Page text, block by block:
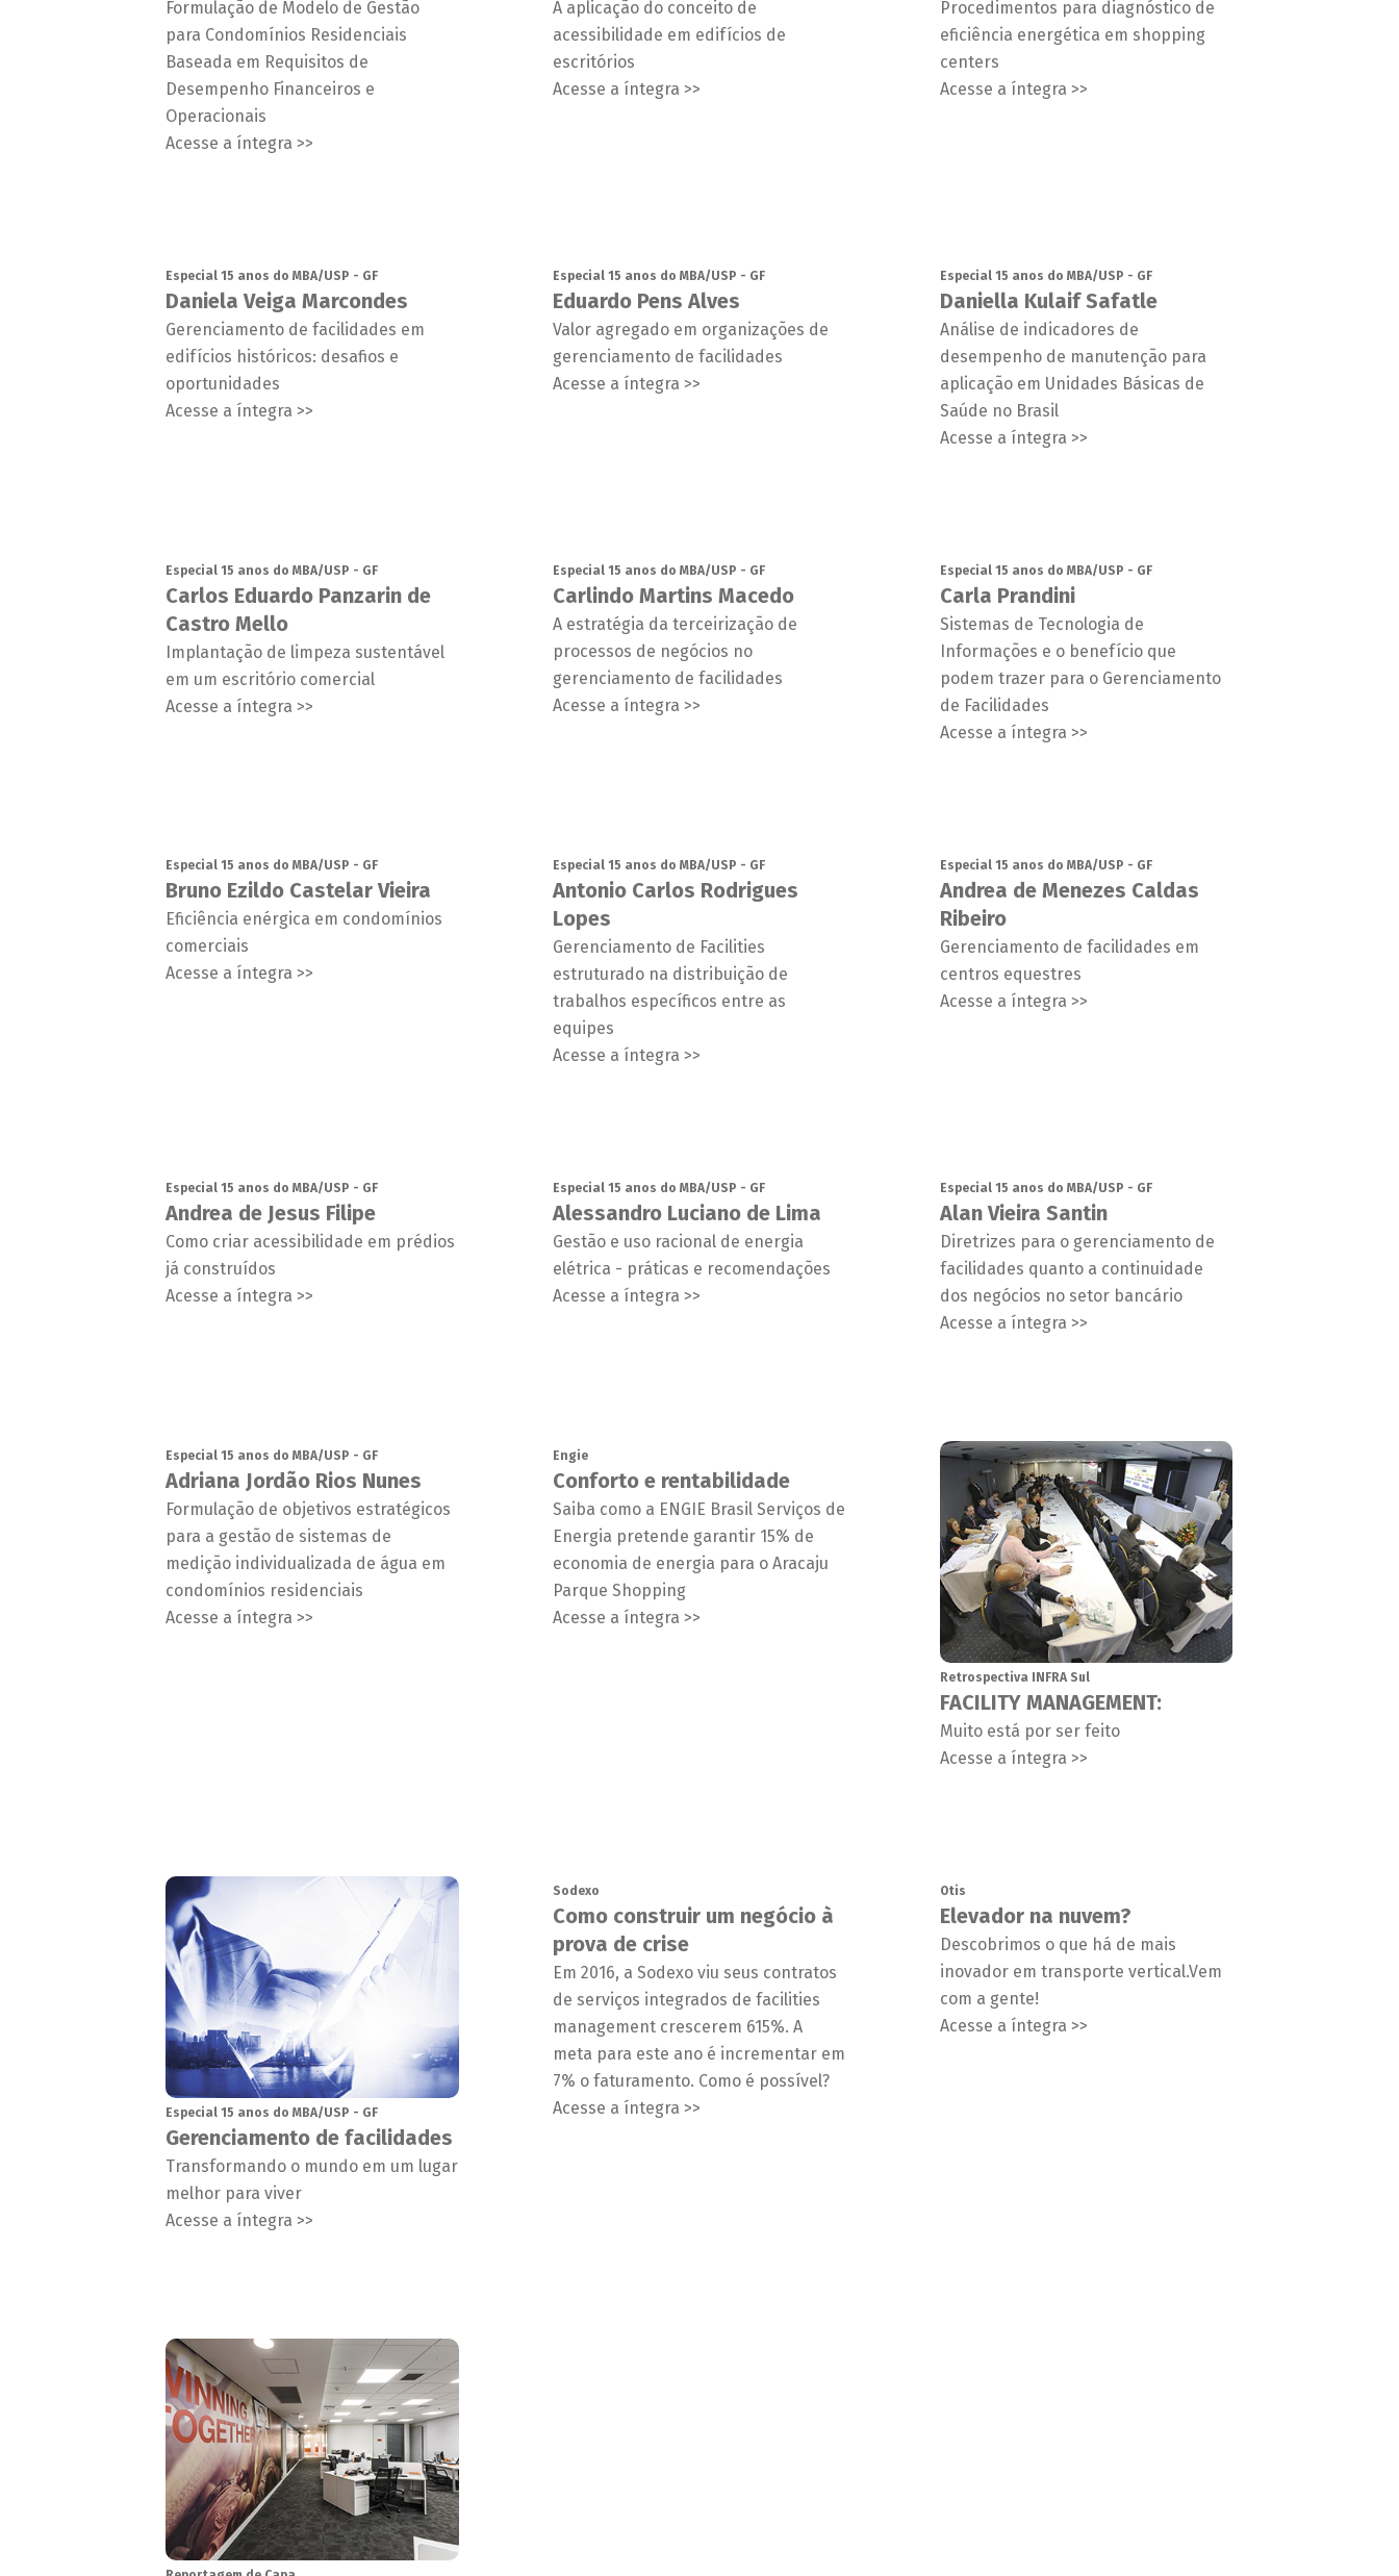
Formulação de Modelo de Gestão
para Condomínios Residenciais
Baseada em Requisitos de
Desempenho Financeiros e
Operacionais
Acesse a íntegra >>
A aplicação do conceito de
acessibilidade em edifícios de
escritórios
Acesse a íntegra >>
Procedimentos para diagnóstico de
eficiência energética em shopping
centers
Acesse a íntegra >>
Especial 15 anos do MBA/USP - GF
Daniela Veiga Marcondes
Gerenciamento de facilidades em
edifícios históricos: desafios e
oportunidades
Acesse a íntegra >>
Especial 15 anos do MBA/USP - GF
Eduardo Pens Alves
Valor agregado em organizações de
gerenciamento de facilidades
Acesse a íntegra >>
Especial 15 anos do MBA/USP - GF
Daniella Kulaif Safatle
Análise de indicadores de
desempenho de manutenção para
aplicação em Unidades Básicas de
Saúde no Brasil
Acesse a íntegra >>
Especial 15 anos do MBA/USP - GF
Carlos Eduardo Panzarin de
Castro Mello
Implantação de limpeza sustentável
em um escritório comercial
Acesse a íntegra >>
Especial 15 anos do MBA/USP - GF
Carlindo Martins Macedo
A estratégia da terceirização de
processos de negócios no
gerenciamento de facilidades
Acesse a íntegra >>
Especial 15 anos do MBA/USP - GF
Carla Prandini
Sistemas de Tecnologia de
Informações e o benefício que
podem trazer para o Gerenciamento
de Facilidades
Acesse a íntegra >>
Especial 15 anos do MBA/USP - GF
Bruno Ezildo Castelar Vieira
Eficiência enérgica em condomínios
comerciais
Acesse a íntegra >>
Especial 15 anos do MBA/USP - GF
Antonio Carlos Rodrigues
Lopes
Gerenciamento de Facilities
estruturado na distribuição de
trabalhos específicos entre as
equipes
Acesse a íntegra >>
Especial 15 anos do MBA/USP - GF
Andrea de Menezes Caldas
Ribeiro
Gerenciamento de facilidades em
centros equestres
Acesse a íntegra >>
Especial 15 anos do MBA/USP - GF
Andrea de Jesus Filipe
Como criar acessibilidade em prédios
já construídos
Acesse a íntegra >>
Especial 15 anos do MBA/USP - GF
Alessandro Luciano de Lima
Gestão e uso racional de energia
elétrica - práticas e recomendações
Acesse a íntegra >>
Especial 15 anos do MBA/USP - GF
Alan Vieira Santin
Diretrizes para o gerenciamento de
facilidades quanto a continuidade
dos negócios no setor bancário
Acesse a íntegra >>
Especial 15 anos do MBA/USP - GF
Adriana Jordão Rios Nunes
Formulação de objetivos estratégicos
para a gestão de sistemas de
medição individualizada de água em
condomínios residenciais
Acesse a íntegra >>
Engie
Conforto e rentabilidade
Saiba como a ENGIE Brasil Serviços de
Energia pretende garantir 15% de
economia de energia para o Aracaju
Parque Shopping
Acesse a íntegra >>
Retrospectiva INFRA Sul
FACILITY MANAGEMENT:
Muito está por ser feito
Acesse a íntegra >>
Especial 15 anos do MBA/USP - GF
Gerenciamento de facilidades
Transformando o mundo em um lugar
melhor para viver
Acesse a íntegra >>
Sodexo
Como construir um negócio à
prova de crise
Em 2016, a Sodexo viu seus contratos
de serviços integrados de facilities
management crescerem 615%. A
meta para este ano é incrementar em
7% o faturamento. Como é possível?
Acesse a íntegra >>
Otis
Elevador na nuvem?
Descobrimos o que há de mais
inovador em transporte vertical.Vem
com a gente!
Acesse a íntegra >>